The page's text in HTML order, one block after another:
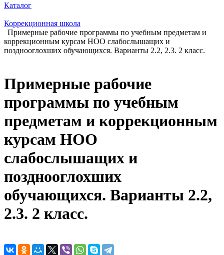
Каталог
Коррекционная школа
Примерные рабочие программы по учебным предметам и
коррекционным курсам НОО слабослышащих и
позднооглохших обучающихся. Варианты 2.2, 2.3. 2 класс.
Примерные рабочие
программы по учебным
предметам и коррекционным
курсам НОО
слабослышащих и
позднооглохших
обучающихся. Варианты 2.2,
2.3. 2 класс.